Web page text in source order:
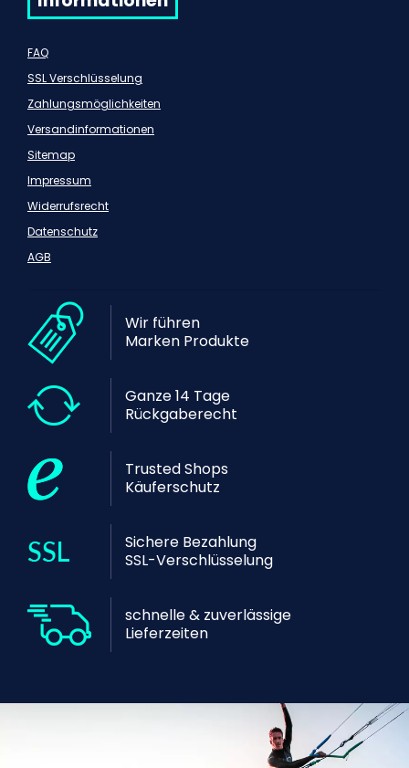
FAQ
SSL Verschlüsselung
Zahlungsmöglichkeiten
Versandinformationen
Sitemap
Impressum
Widerrufsrecht
Datenschutz
AGB
Wir führen
Marken Produkte
Ganze 14 Tage
Rückgaberecht
Trusted Shops
Käuferschutz
Sichere Bezahlung
SSL-Verschlüsselung
schnelle & zuverlässige
Lieferzeiten